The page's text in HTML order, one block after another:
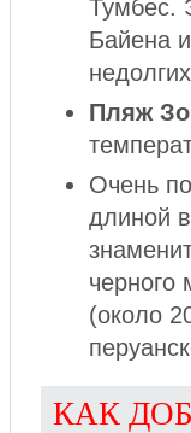
Тумбес.
Байена
Пляж
Очень
длиной
(около
КАК